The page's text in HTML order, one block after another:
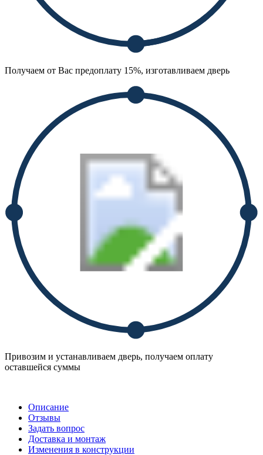
Получаем от Вас предоплату 15%, изготавливаем дверь
Привозим и устанавливаем дверь, получаем оплату
оставшейся суммы
Описание
Отзывы
Задать вопрос
Доставка и монтаж
Изменения в конструкции